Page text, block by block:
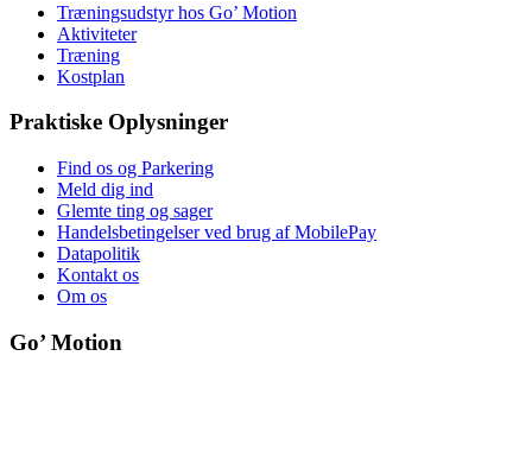
Træningsudstyr hos Go’ Motion
Aktiviteter
Træning
Kostplan
Praktiske Oplysninger
Find os og Parkering
Meld dig ind
Glemte ting og sager
Handelsbetingelser ved brug af MobilePay
Datapolitik
Kontakt os
Om os
Go’ Motion